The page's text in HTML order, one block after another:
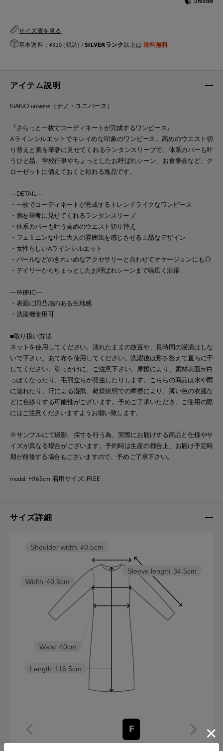
アイテム説明
NANO universe（ナノ・ユニバース）
『さらっと一枚でコーディネートが完成するワンピース』
Aラインシルエットでキレイめな印象のワンピース。高めのウエスト切
り替えと腕を華奢に見せてくれるランタンスリーブで、体系カバーも叶
うひと品。学校行事やちょっとしたお呼ばれシーン、お食事会など、ク
ローゼットに備えておくと頼れる逸品です。
―DETAIL―
・一枚でコーディネートが完成するトレンドライクなワンピース
・腕を華奢に見せてくれるランタンスリーブ
・体系カバーも叶う高めのウエスト切り替え
・フェミニンな中に大人の雰囲気を感じさせる上品なデザイン
・女性らしいAラインシルエット
・パールなどのきれいめなアクセサリーと合わせてオケージョンにも◎
・デイリーからちょっとしたお呼ばれシーンまで幅広く活躍
―FABRIC―
・表面に凹凸感のある生地感
・洗濯機使用可
■取り扱い方法
ネットを使用してください。濡れたままの放置や、長時間の浸漬はしな
いで下さい。あて布を使用してください。洗濯後は形を整えて直ちに干
してください。引っかけに、ご注意下さい。摩擦により、素材表面が白
っぽくなったり、毛羽立ちが発生したりします。こちらの商品は水や雨
に濡れたり、汗による湿気、乾燥状態での摩擦により、薄い色の衣服な
どに色移りする可能性がございます。予めご了承いただき、ご使用の際
にはご注意くださいますようお願い致します。
※サンプルにて撮影、採寸を行う為、実際にお届けする商品と仕様やサ
イズが異なる場合がございます。予約時は生産の都合上、お届け予定時
期が前後する場合もございますので、予めご了承下さい。
model: H165cm 着用サイズ: FREE
サイズ詳細
Sleeve length 34.5cm
Length 116.5cm
Waist 40cm
Width 40.5cm
Shoulder width 40.5cm
F
サイズ表を見る
基本送料：¥330 (税込) /SILVERランク 以上は送料無料